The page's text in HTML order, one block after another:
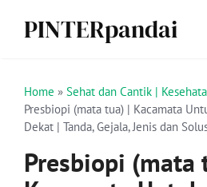
PINTERpandai
Home » Sehat dan Cantik |
Presbiopi (mata tua) | Kacamata
Dekat | Tanda, Gejala, Jenis dan
Presbiopi (mata